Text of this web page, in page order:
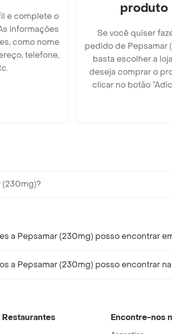
e complete o
informações
como nome
telefone,
produto
Se você quiser
pedido de Pepsamar
basta escolher a
deseja comprar o
clicar no botão
(230mg)?
a Pepsamar (230mg) posso encontrar
a Pepsamar (230mg) posso encontrar na
Restaurantes Encontre-nos